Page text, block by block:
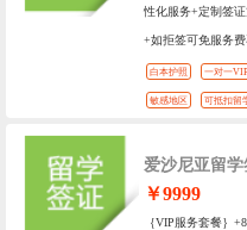
性化服务+定制签
+如拒签可免服务费
白本护照 一对一
敏感地区 可抵扣留
爱沙尼亚留学
￥9999
｛VIP服务套餐｝